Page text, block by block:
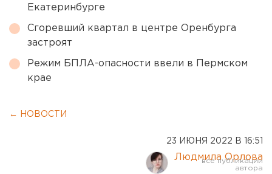
Екатеринбурге
Сгоревший квартал в центре Оренбурга
застроят
Режим БПЛА-опасности ввели в Пермском
крае
← НОВОСТИ
23 ИЮНЯ 2022 В 16:51
Людмила Орлова